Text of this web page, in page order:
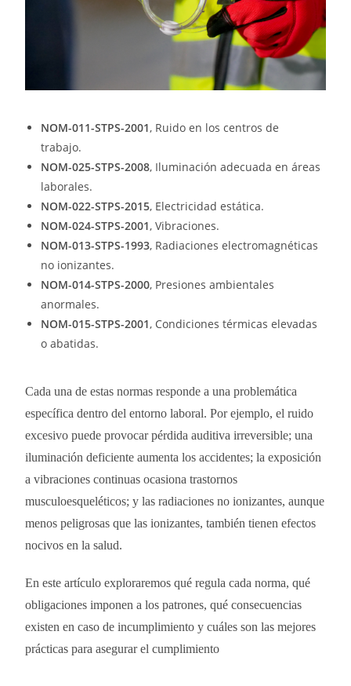
NOM-011-STPS-2001, Ruido en los centros de
trabajo.
NOM-025-STPS-2008, Iluminación adecuada en áreas
laborales.
NOM-022-STPS-2015, Electricidad estática.
NOM-024-STPS-2001, Vibraciones.
NOM-013-STPS-1993, Radiaciones electromagnéticas
no ionizantes.
NOM-014-STPS-2000, Presiones ambientales
anormales.
NOM-015-STPS-2001, Condiciones térmicas elevadas
o abatidas.
Cada una de estas normas responde a una problemática
específica dentro del entorno laboral. Por ejemplo, el ruido
excesivo puede provocar pérdida auditiva irreversible; una
iluminación deficiente aumenta los accidentes; la exposición
a vibraciones continuas ocasiona trastornos
musculoesqueléticos; y las radiaciones no ionizantes, aunque
menos peligrosas que las ionizantes, también tienen efectos
nocivos en la salud.
En este artículo exploraremos qué regula cada norma, qué
obligaciones imponen a los patrones, qué consecuencias
existen en caso de incumplimiento y cuáles son las mejores
prácticas para asegurar el cumplimiento